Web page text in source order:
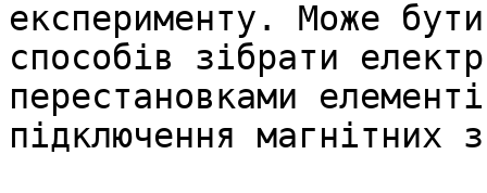
експерименту. Може
способів зібрати
перестановками
підключення